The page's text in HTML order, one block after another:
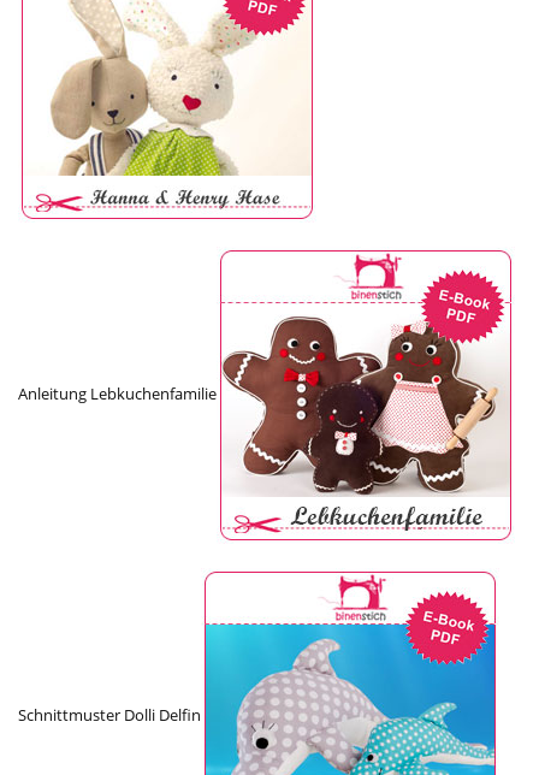
Anleitung Lebkuchenfamilie
Schnittmuster Dolli Delfin